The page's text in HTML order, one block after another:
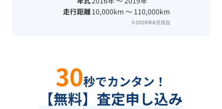
走行距離10,000km 〜 110,000km
※2026年8月現在
30秒でカンタン！
【無料】査定申し込み